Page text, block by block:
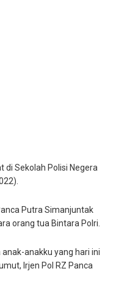
Sekolah Polisi Negera
Putra Simanjuntak
orang tua Bintara Polri.
anakku yang hari ini
Irjen Pol RZ Panca